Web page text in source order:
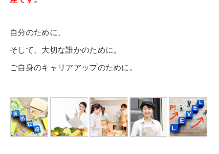
自分のために、
そして、大切な誰かのために。
ご自身のキャリアアップのために。